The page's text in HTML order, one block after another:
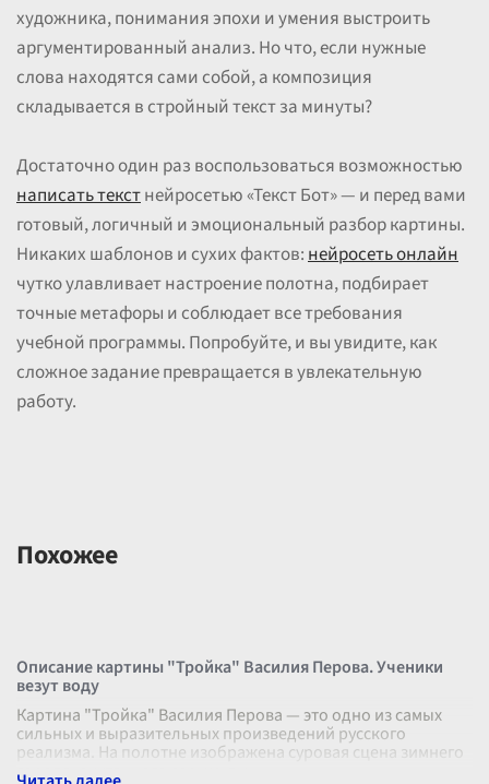
художника, понимания эпохи и умения выстроить
аргументированный анализ. Но что, если нужные
слова находятся сами собой, а композиция
складывается в стройный текст за минуты?
Достаточно один раз воспользоваться возможностью
написать текстнейросетью «Текст Бот» — и перед вами
готовый, логичный и эмоциональный разбор картины.
Никаких шаблонов и сухих фактов:нейросеть онлайн
чутко улавливает настроение полотна, подбирает
точные метафоры и соблюдает все требования
учебной программы. Попробуйте, и вы увидите, как
сложное задание превращается в увлекательную
работу.
Похожее
Описание картины "Тройка" Василия Перова. Ученики
везут воду
Картина "Тройка" Василия Перова — это одно из самых
сильных и выразительных произведений русского
реализма. На полотне изображена суровая сцена зимнего
города, окутанного серым, ды